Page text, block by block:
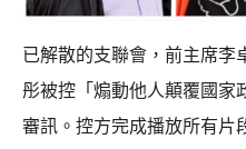
已解散的支聯會，前主席李
彤被控「煽動他人顛覆國家
審訊。控方完成播放所有片